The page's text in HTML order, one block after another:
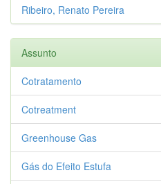
Ribeiro, Renato Pereira
Assunto
Cotratamento
Cotreatment
Greenhouse Gas
Gás do Efeito Estufa